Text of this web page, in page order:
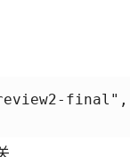
final",